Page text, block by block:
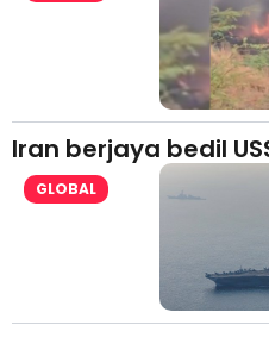
Iran berjaya bedil
GLOBAL